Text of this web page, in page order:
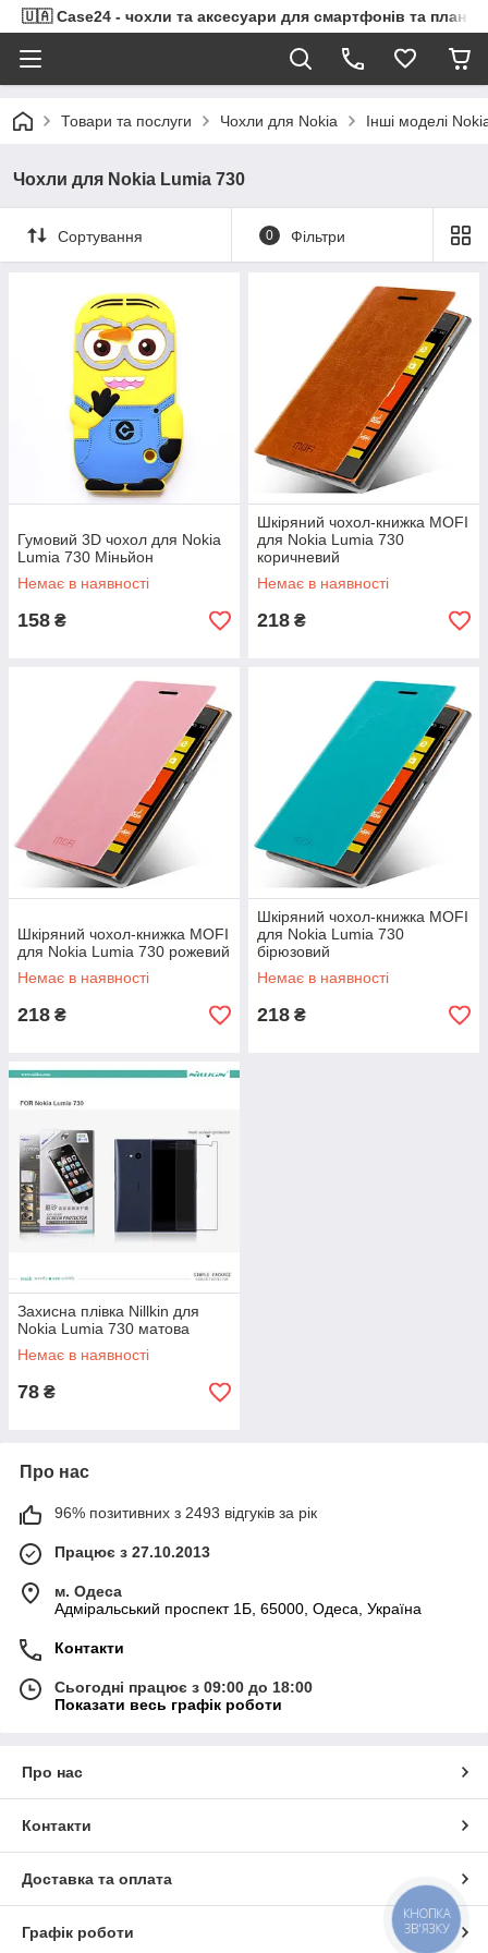
🇺🇦 Case24 - чохли та аксесуари для смартфонів та
Товари та послуги Чохли для Nokia Інші моделі
Чохли для Nokia Lumia 730
Сортування 0 Фільтри
Гумовий 3D чохол для Nokia
Lumia 730 Міньйон
Немає в наявності
158 ₴
Шкіряний чохол-книжка MOFI
для Nokia Lumia 730
коричневий
Немає в наявності
218 ₴
Шкіряний чохол-книжка MOFI
для Nokia Lumia 730 рожевий
Немає в наявності
218 ₴
Шкіряний чохол-книжка MOFI
для Nokia Lumia 730
бірюзовий
Немає в наявності
218 ₴
Захисна плівка Nillkin для
Nokia Lumia 730 матова
Немає в наявності
78 ₴
Про нас
96% позитивних з 2493 відгуків за рік
Працює з 27.10.2013
м. Одеса
Адміральський проспект 1Б, 65000, Одеса, Україна
Контакти
Сьогодні працює з 09:00 до 18:00
Показати весь графік роботи
Про нас
Контакти
Доставка та оплата
Графік роботи
КНОПКА
ЗВ'ЯЗКУ